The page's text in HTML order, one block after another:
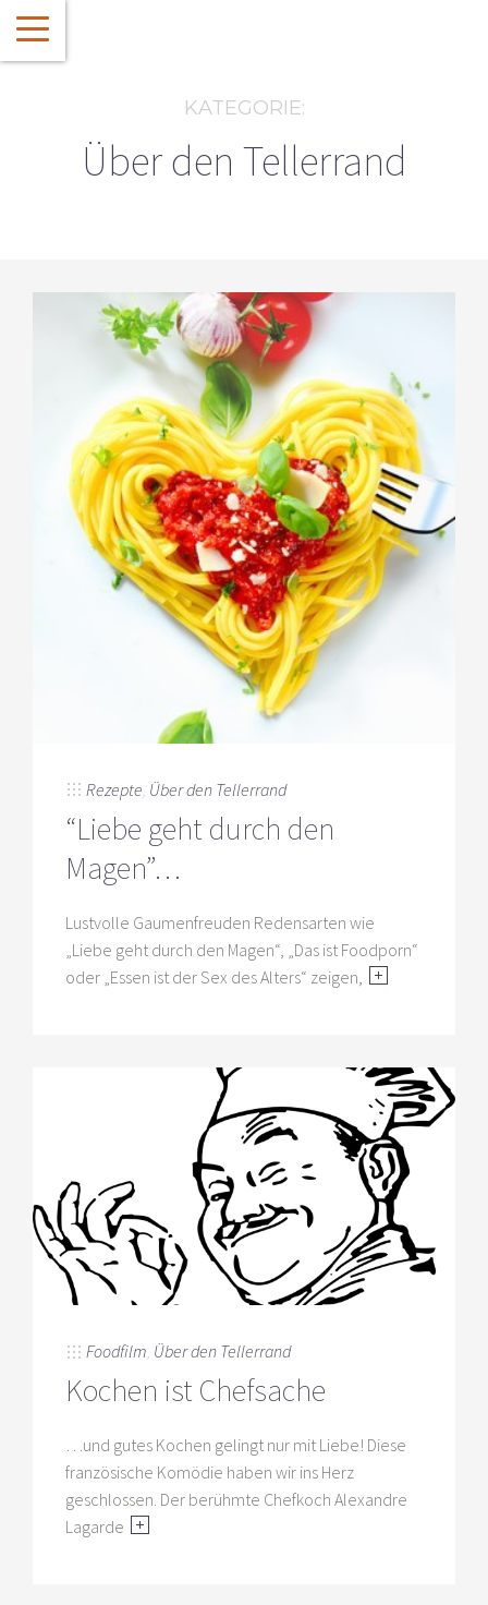
KATEGORIE:
Über den Tellerrand
Rezepte Über den Tellerrand
“Liebe geht durch den
Magen”…
Lustvolle Gaumenfreuden Redensarten wie
„Liebe geht durch den Magen“, „Das ist Foodporn“
oder „Essen ist der Sex des Alters“ zeigen,
Foodfilm, Über den Tellerrand
Kochen ist Chefsache
…und gutes Kochen gelingt nur mit Liebe! Diese
französische Komödie haben wir ins Herz
geschlossen. Der berühmte Chefkoch Alexandre
Lagarde